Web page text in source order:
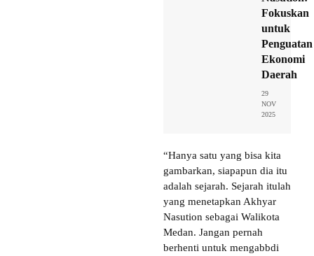
Fokuskan
untuk
Penguatan
Ekonomi
Daerah
29
NOV
2025
“Hanya satu yang bisa kita
gambarkan, siapapun dia itu
adalah sejarah. Sejarah itulah
yang menetapkan Akhyar
Nasution sebagai Walikota
Medan. Jangan pernah
berhenti untuk mengabbdi